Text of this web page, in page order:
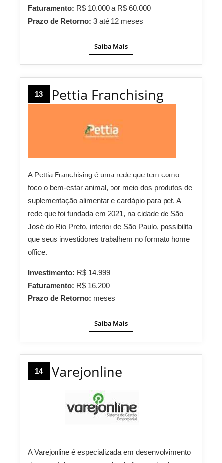
Faturamento: R$ 10.000 a R$ 60.000
Prazo de Retorno: 3 até 12 meses
Saiba Mais
13 Pettia Franchising
A Pettia Franchising é uma rede que tem como
foco o bem-estar animal, por meio dos produtos de
suplementação alimentar e cardápio para pet. A
rede que foi fundada em 2021, na cidade de São
José do Rio Preto, interior de São Paulo, possibilita
que seus investidores trabalhem no formato home
office.
Investimento: R$ 14.999
Faturamento: R$ 16.200
Prazo de Retorno: meses
Saiba Mais
14 Varejonline
A Varejonline é especializada em desenvolvimento